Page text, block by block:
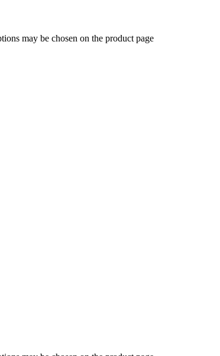
may be chosen on the product page